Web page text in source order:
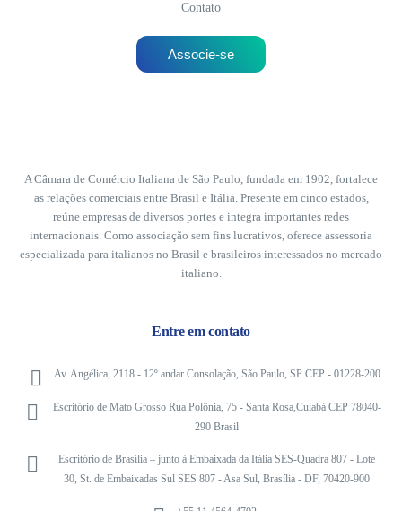
Contato
Associe-se
A Câmara de Comércio Italiana de São Paulo, fundada em 1902, fortalece
as relações comerciais entre Brasil e Itália. Presente em cinco estados,
reúne empresas de diversos portes e integra importantes redes
internacionais. Como associação sem fins lucrativos, oferece assessoria
especializada para italianos no Brasil e brasileiros interessados no mercado
italiano.
Entre em contato
Av. Angélica, 2118 - 12º andar Consolação, São Paulo, SP CEP - 01228-200
Escritório de Mato Grosso Rua Polônia, 75 - Santa Rosa,Cuiabá CEP 78040-
290 Brasil
Escritório de Brasília – junto à Embaixada da Itália SES-Quadra 807 - Lote
30, St. de Embaixadas Sul SES 807 - Asa Sul, Brasília - DF, 70420-900